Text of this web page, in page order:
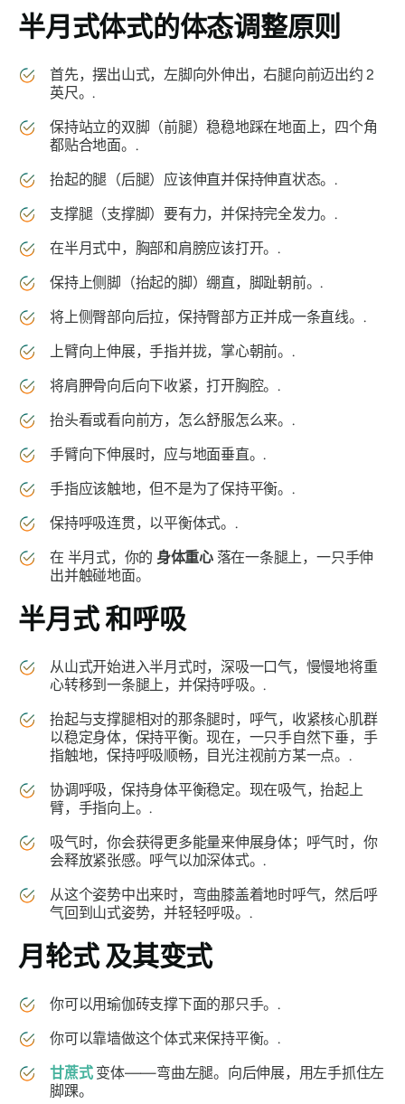
半月式体式的体态调整原则
首先，摆出山式，左脚向外伸出，右腿向前迈出约 2
英尺。.
保持站立的双脚（前腿）稳稳地踩在地面上，四个角
都贴合地面。.
抬起的腿（后腿）应该伸直并保持伸直状态。.
支撑腿（支撑脚）要有力，并保持完全发力。.
在半月式中，胸部和肩膀应该打开。.
保持上侧脚（抬起的脚）绷直，脚趾朝前。.
将上侧臀部向后拉，保持臀部方正并成一条直线。.
上臂向上伸展，手指并拢，掌心朝前。.
将肩胛骨向后向下收紧，打开胸腔。.
抬头看或看向前方，怎么舒服怎么来。.
手臂向下伸展时，应与地面垂直。.
手指应该触地，但不是为了保持平衡。.
保持呼吸连贯，以平衡体式。.
在 半月式，你的 身体重心落在一条腿上，一只手伸
出并触碰地面。
半月式和呼吸
从山式开始进入半月式时，深吸一口气，慢慢地将重
心转移到一条腿上，并保持呼吸。.
抬起与支撑腿相对的那条腿时，呼气，收紧核心肌群
以稳定身体，保持平衡。现在，一只手自然下垂，手
指触地，保持呼吸顺畅，目光注视前方某一点。.
协调呼吸，保持身体平衡稳定。现在吸气，抬起上
臂，手指向上。.
吸气时，你会获得更多能量来伸展身体；呼气时，你
会释放紧张感。呼气以加深体式。.
从这个姿势中出来时，弯曲膝盖着地时呼气，然后呼
气回到山式姿势，并轻轻呼吸。.
月轮式及其变式
你可以用瑜伽砖支撑下面的那只手。.
你可以靠墙做这个体式来保持平衡。.
甘蔗式变体——弯曲左腿。向后伸展，用左手抓住左
脚踝。